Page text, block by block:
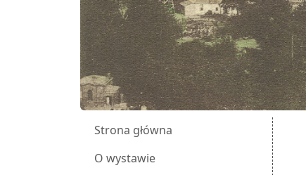
Strona główna
O wystawie